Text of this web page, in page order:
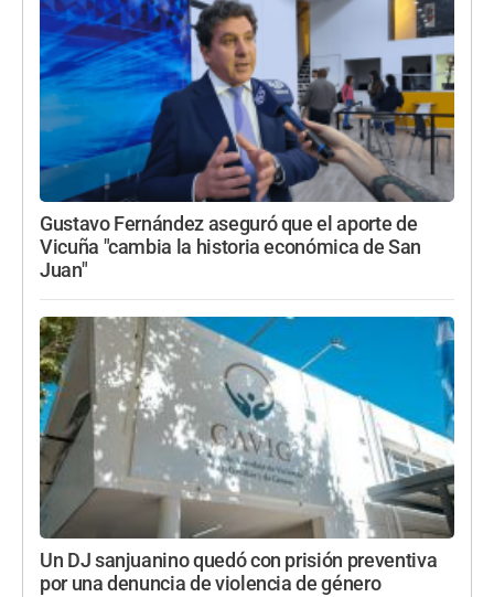
Gustavo Fernández aseguró que el aporte de
Vicuña "cambia la historia económica de San
Juan"
Un DJ sanjuanino quedó con prisión preventiva
por una denuncia de violencia de género